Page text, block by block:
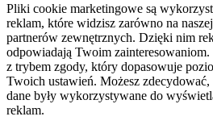
Pliki cookie marketingowe są
reklam, które widzisz zarówno na
partnerów zewnętrznych. Dzięki nim
odpowiadają Twoim zainteresowaniom.
z trybem zgody, który dopasowuje
Twoich ustawień. Możesz
dane były wykorzystywane do
reklam.